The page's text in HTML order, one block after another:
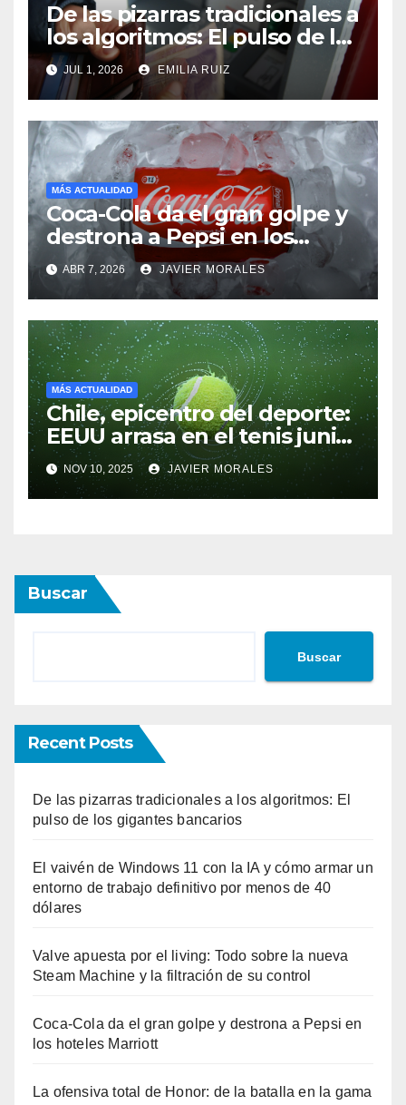
De las pizarras tradicionales a
los algoritmos: El pulso de los
gigantes bancarios
JUL 1, 2026 EMILIA RUIZ
MÁS ACTUALIDAD
Coca-Cola da el gran golpe y
destrona a Pepsi en los
hoteles Marriott
ABR 7, 2026 JAVIER MORALES
MÁS ACTUALIDAD
Chile, epicentro del deporte:
EEUU arrasa en el tenis junior
y España triunfa en el
triatlón
NOV 10, 2025 JAVIER MORALES
Buscar
Buscar
Recent Posts
De las pizarras tradicionales a los algoritmos: El
pulso de los gigantes bancarios
El vaivén de Windows 11 con la IA y cómo armar un
entorno de trabajo definitivo por menos de 40
dólares
Valve apuesta por el living: Todo sobre la nueva
Steam Machine y la filtración de su control
Coca-Cola da el gran golpe y destrona a Pepsi en
los hoteles Marriott
La ofensiva total de Honor: de la batalla en la gama